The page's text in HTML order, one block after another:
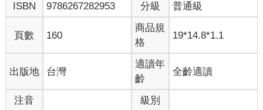
ISBN
9786267282953 分級 普通級
頁數 160
商品規
格
19*14.8*1.1
出版地 台灣
適讀年
齡
全齡適讀
注音 級別